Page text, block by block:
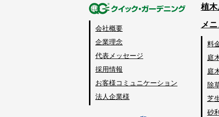
会社概要
企業理念
代表メッセージ
採用情報
お客様コミュニケーション
法人企業様
植
メ
料
庭
庭
除
芝
砂